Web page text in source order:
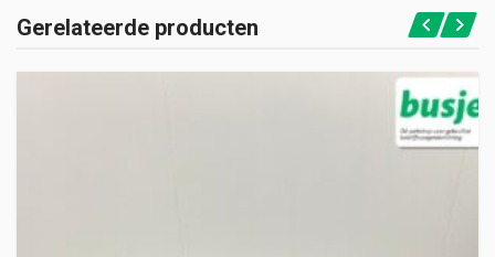
Gerelateerde producten